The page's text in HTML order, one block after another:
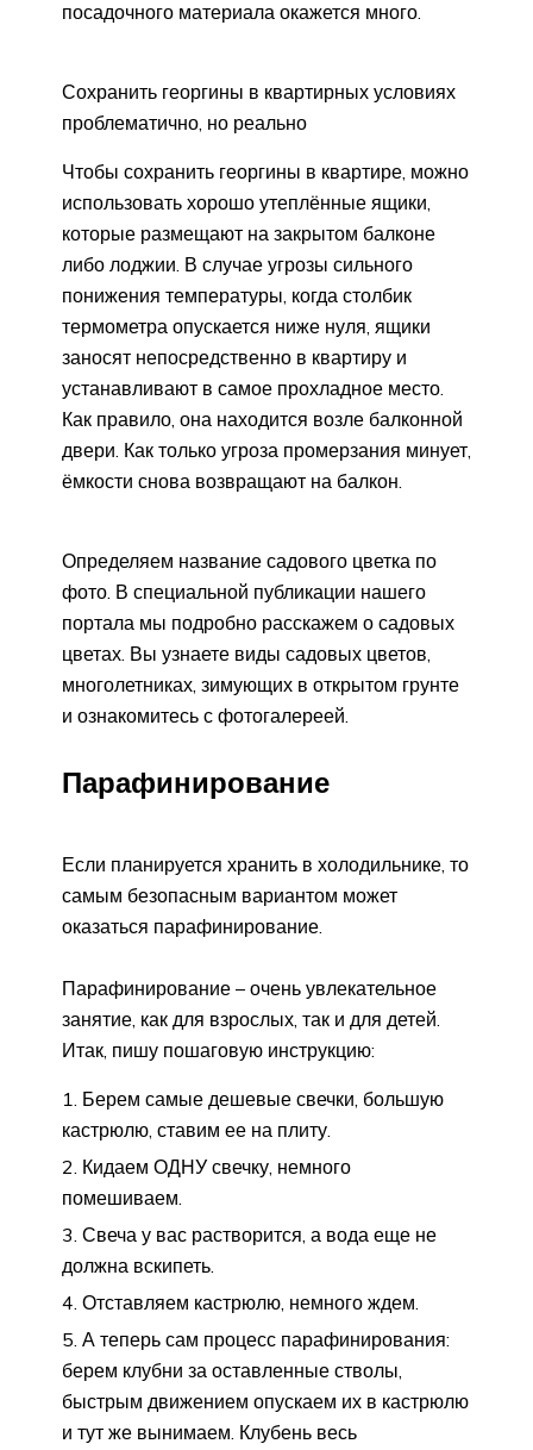
посадочного материала окажется много.
Сохранить георгины в квартирных условиях
проблематично, но реально
Чтобы сохранить георгины в квартире, можно
использовать хорошо утеплённые ящики,
которые размещают на закрытом балконе
либо лоджии. В случае угрозы сильного
понижения температуры, когда столбик
термометра опускается ниже нуля, ящики
заносят непосредственно в квартиру и
устанавливают в самое прохладное место.
Как правило, она находится возле балконной
двери. Как только угроза промерзания минует,
ёмкости снова возвращают на балкон.
Определяем название садового цветка по
фото. В специальной публикации нашего
портала мы подробно расскажем о садовых
цветах. Вы узнаете виды садовых цветов,
многолетниках, зимующих в открытом грунте
и ознакомитесь с фотогалереей.
Парафинирование
Если планируется хранить в холодильнике, то
самым безопасным вариантом может
оказаться парафинирование.
Парафинирование – очень увлекательное
занятие, как для взрослых, так и для детей.
Итак, пишу пошаговую инструкцию:
Берем самые дешевые свечки, большую
кастрюлю, ставим ее на плиту.
Кидаем ОДНУ свечку, немного
помешиваем.
Свеча у вас растворится, а вода еще не
должна вскипеть.
Отставляем кастрюлю, немного ждем.
А теперь сам процесс парафинирования:
берем клубни за оставленные стволы,
быстрым движением опускаем их в кастрюлю
и тут же вынимаем. Клубень весь